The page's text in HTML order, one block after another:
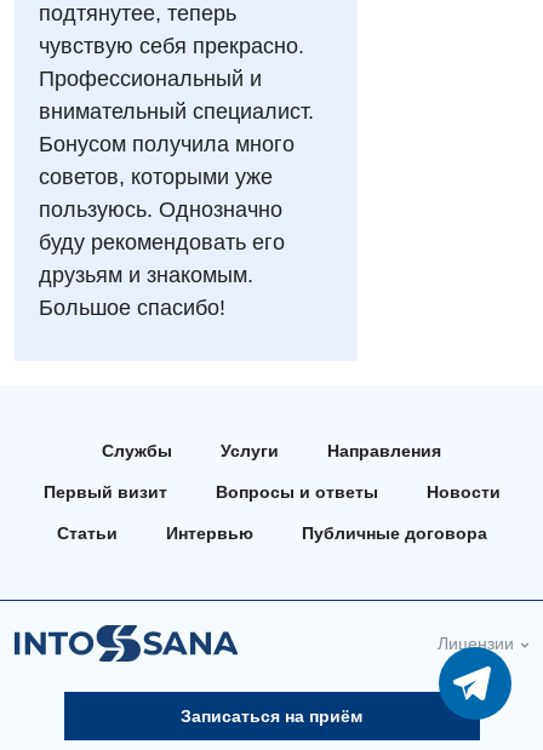
Видео
Эндоскопическое отделение
Для взрослых
Акушерство и гинекология
Аллергология, иммунология
Андрология
Бесплатные услуги
Гематология
Дерматовенерология
Кардиология
Маммология
Медицинская психология
Неврология
Декларирование
Национальный скрининг здоровья 40+
Украинский
Русский
подтянутее, теперь
чувствую себя прекрасно.
Профессиональный и
внимательный специалист.
Бонусом получила много
советов, которыми уже
пользуюсь. Однозначно
буду рекомендовать его
друзьям и знакомым.
Большое спасибо!
Службы Услуги Направления
Первый визит Вопросы и ответы Новости
Статьи Интервью Публичные договора
Лицензии
Записаться на приём